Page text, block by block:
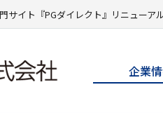
サイト『PGダイレクト』リニューア
企業